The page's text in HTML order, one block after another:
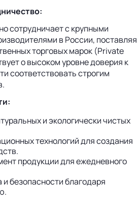
сотрудничает с крупными
в России, поставляя
торговых марок (Private
о высоком уровне доверия к
соответствовать строгим
и экологически чистых
технологий для создания
продукции для ежедневного
и безопасности благодаря